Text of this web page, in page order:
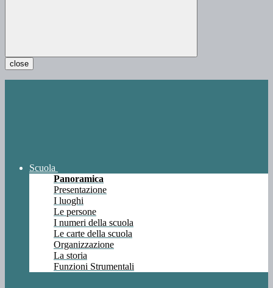
close
Scuola
Panoramica
Presentazione
I luoghi
Le persone
I numeri della scuola
Le carte della scuola
Organizzazione
La storia
Funzioni Strumentali